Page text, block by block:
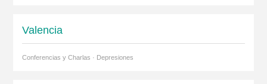
Valencia
Conferencias y Charlas · Depresiones